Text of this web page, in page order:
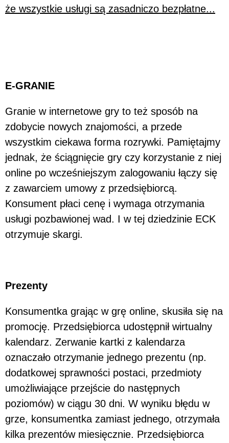
że wszystkie usługi są zasadniczo bezpłatne...
E-GRANIE
Granie w internetowe gry to też sposób na
zdobycie nowych znajomości, a przede
wszystkim ciekawa forma rozrywki. Pamiętajmy
jednak, że ściągnięcie gry czy korzystanie z niej
online po wcześniejszym zalogowaniu łączy się
z zawarciem umowy z przedsiębiorcą.
Konsument płaci cenę i wymaga otrzymania
usługi pozbawionej wad. I w tej dziedzinie ECK
otrzymuje skargi.
Prezenty
Konsumentka grając w grę online, skusiła się na
promocję. Przedsiębiorca udostępnił wirtualny
kalendarz. Zerwanie kartki z kalendarza
oznaczało otrzymanie jednego prezentu (np.
dodatkowej sprawności postaci, przedmioty
umożliwiające przejście do następnych
poziomów) w ciągu 30 dni. W wyniku błędu w
grze, konsumentka zamiast jednego, otrzymała
kilka prezentów miesięcznie. Przedsiębiorca